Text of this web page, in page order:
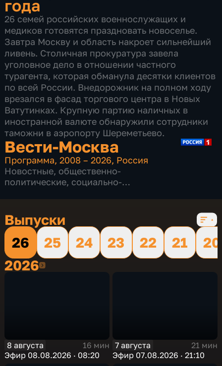
года
26 семей российских военнослужащих и
медиков готовятся праздновать новоселье.
Завтра Москву и область накроет сильнейший
ливень. Столичная прокуратура завела
уголовное дело в отношении частного
турагента, которая обманула десятки клиентов
по всей России. Внедорожник на полном ходу
врезался в фасад торгового центра в Новых
Ватутинках. Крупную партию наличных в
иностранной валюте обнаружили сотрудники
таможни в аэропорту Шереметьево.
Вести-Москва
Программа,2008 – 2026, Россия
Новостные, общественно-
политические, социально-
Выпуски
26
25 24 23 22 21
20
20262026
8 августа
16 мин
Эфир 08.08.2026 · 08:20
7 августа
21 мин
Эфир 07.08.2026 · 21:10